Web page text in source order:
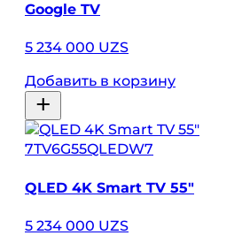
Google TV
5 234 000 UZS
Добавить в корзину
7TV6G55QLEDW7
QLED 4K Smart TV 55″
5 234 000 UZS